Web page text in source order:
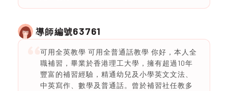
導師編號63761
可用全英教學 可用全普通話教學 你好，本人全
職補習，畢業於香港理工大學，擁有超過10年
豐富的補習經驗，精通幼兒及小學英文文法、
中英寫作、數學及普通話。曾於補習社任教多